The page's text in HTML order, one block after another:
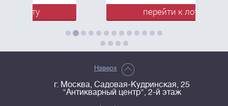
перейти к лоту
Наверх
г. Москва, Садовая-Кудринская, 25
"Антикварный центр", 2-й этаж